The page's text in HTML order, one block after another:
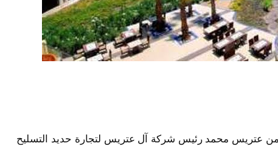
عتريس محمد رئيس شركة آل عتريس لتجارة حديد التسليح